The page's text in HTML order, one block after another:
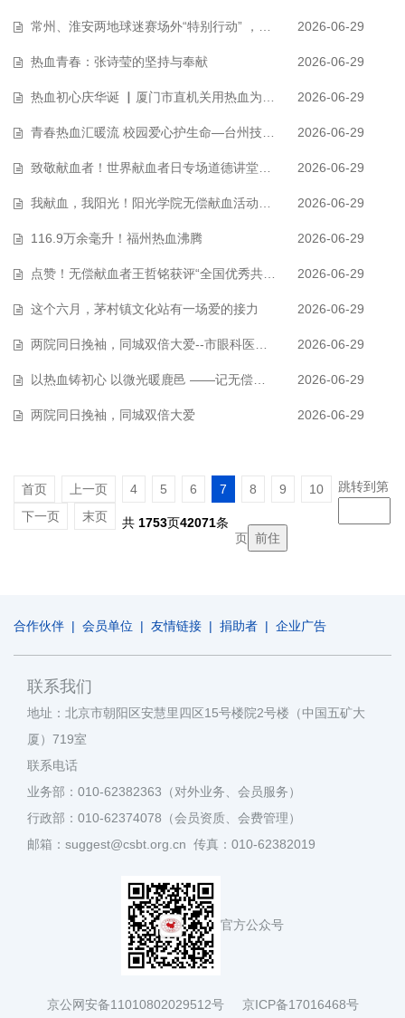
常州、淮安两地球迷赛场外“特别行动” ，一腔热血暖人心 2026-06-29
热血青春：张诗莹的坚持与奉献 2026-06-29
热血初心庆华诞 ▏厦门市直机关用热血为生命加油 2026-06-29
青春热血汇暖流 校园爱心护生命—台州技师学院153位青年学子献血5万余毫升… 2026-06-29
致敬献血者！世界献血者日专场道德讲堂暨慈善关爱活动 2026-06-29
我献血，我阳光！阳光学院无偿献血活动圆满落幕 2026-06-29
116.9万余毫升！福州热血沸腾 2026-06-29
点赞！无偿献血者王哲铭获评“全国优秀共青团员”称号 2026-06-29
这个六月，茅村镇文化站有一场爱的接力 2026-06-29
两院同日挽袖，同城双倍大爱--市眼科医院与市妇幼保健院分别开展无偿献血活… 2026-06-29
以热血铸初心 以微光暖鹿邑 ——记无偿献血与造血干细胞捐献公益践行者鹿… 2026-06-29
两院同日挽袖，同城双倍大爱 2026-06-29
首页 上一页 4 5 6 7 8 9
10
下一页
末页 共 1753页42071条
跳转到第
页
合作伙伴 | 会员单位 | 友情链接 | 捐助者 | 企业广告
联系我们
地址：北京市朝阳区安慧里四区15号楼院2号楼（中国五矿大
厦）719室
联系电话
业务部：010-62382363（对外业务、会员服务）
行政部：010-62374078（会员资质、会费管理）
邮箱：suggest@csbt.org.cn 传真：010-62382019
官方公众号
京公网安备11010802029512号 京ICP备17016468号